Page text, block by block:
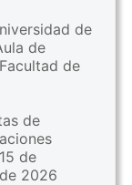
de
de
de
de
de
2026